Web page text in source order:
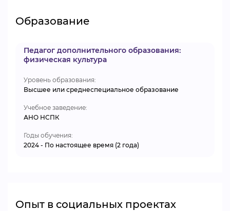
Образование
Педагог дополнительного образования:
физическая культура
Уровень образования:
Высшее или среднеспециальное образование
Учебное заведение:
АНО НСПК
Годы обучения:
2024 - По настоящее время (2 года)
Опыт в социальных проектах